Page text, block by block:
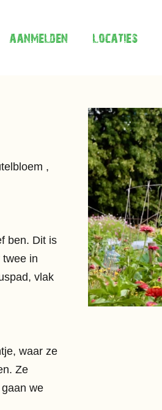
aanmelden locaties
,
ben. Dit is
twee in
vlak
waar ze
Ze
we